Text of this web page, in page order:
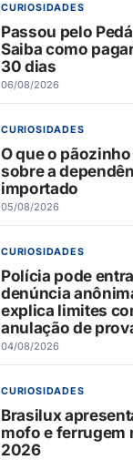
CURIOSIDADES
Passou pelo
Saiba como
30 dias
06/08/2026
CURIOSIDADES
O que o
sobre a
importado
05/08/2026
CURIOSIDADES
Polícia pode
denúncia
explica limites
anulação de
04/08/2026
CURIOSIDADES
Brasilux
mofo e ferrugem
2026